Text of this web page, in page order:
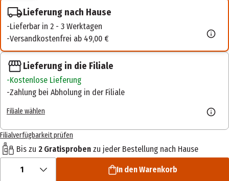
Lieferung nach Hause
Lieferbar in 2 - 3 Werktagen
Versandkostenfrei ab 49,00 €
Lieferung in die Filiale
Kostenlose Lieferung
Zahlung bei Abholung in der Filiale
Filiale wählen
Filialverfügbarkeit prüfen
Bis zu 2 Gratisproben zu jeder Bestellung nach Hause
1 In den Warenkorb